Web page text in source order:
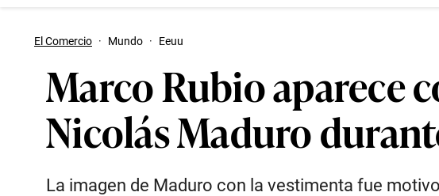
El Comercio · Mundo · Eeuu
Marco Rubio aparece
Nicolás Maduro
La imagen de Maduro con la vestimenta fue